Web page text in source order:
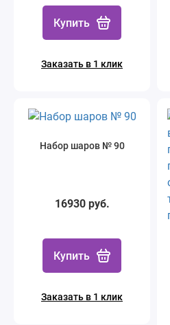
Купить
Заказать в 1 клик
Набор шаров № 90
16930 руб.
Купить
Заказать в 1 клик